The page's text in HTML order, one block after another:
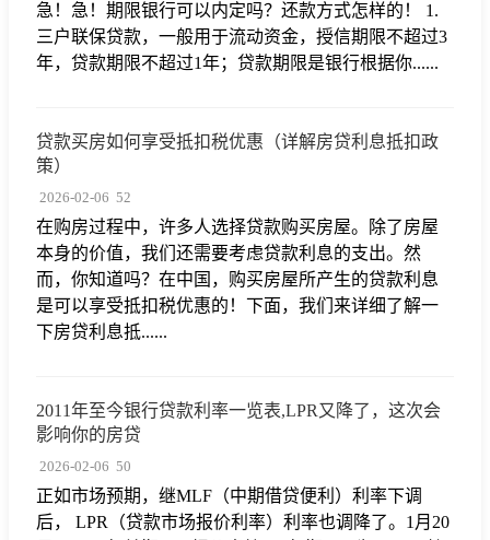
急！急！期限银行可以内定吗？还款方式怎样的！ 1.
三户联保贷款，一般用于流动资金，授信期限不超过3
年，贷款期限不超过1年；贷款期限是银行根据你......
贷款买房如何享受抵扣税优惠（详解房贷利息抵扣政
策）
2026-02-06 52
在购房过程中，许多人选择贷款购买房屋。除了房屋
本身的价值，我们还需要考虑贷款利息的支出。然
而，你知道吗？在中国，购买房屋所产生的贷款利息
是可以享受抵扣税优惠的！下面，我们来详细了解一
下房贷利息抵......
2011年至今银行贷款利率一览表,LPR又降了，这次会
影响你的房贷
2026-02-06 50
正如市场预期，继MLF（中期借贷便利）利率下调
后， LPR（贷款市场报价利率）利率也调降了。1月20